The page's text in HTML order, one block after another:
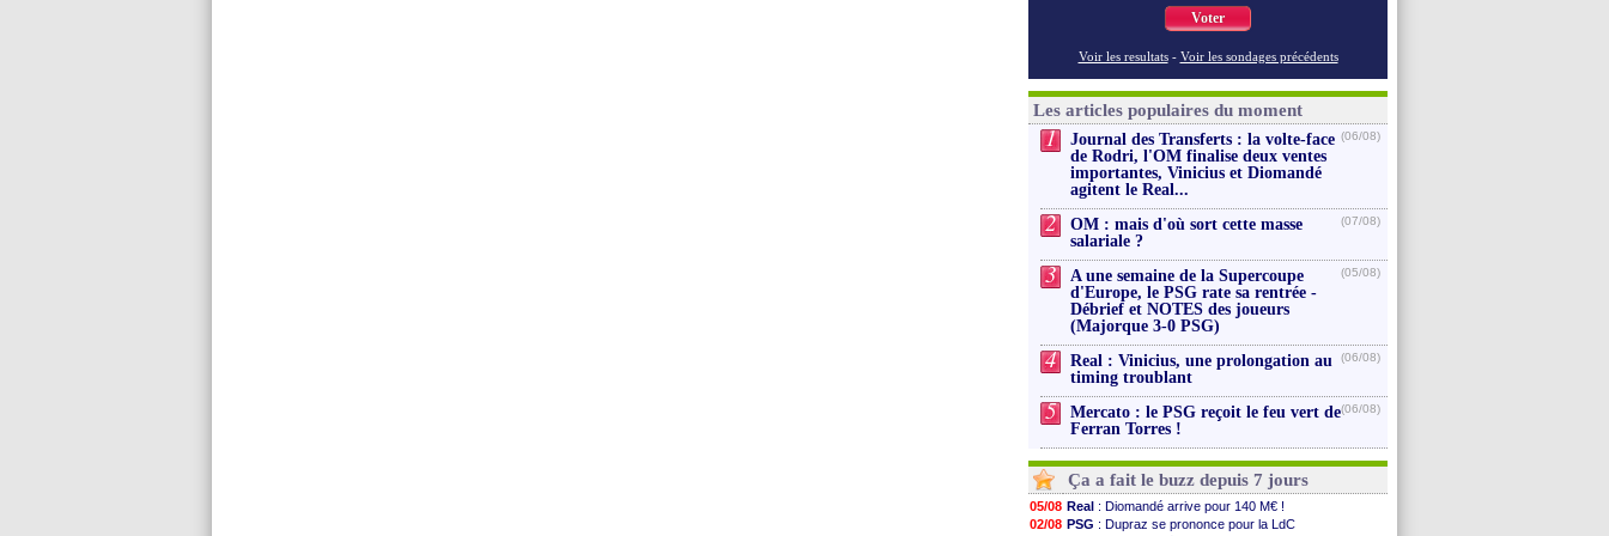
Voter
Voir les resultats - Voir les sondages précédents
Les articles populaires du moment
1
Journal des Transferts : la volte-face
de Rodri, l'OM finalise deux ventes
importantes, Vinicius et Diomandé
agitent le Real...
(06/08)
2
OM : mais d'où sort cette masse
salariale ?
(07/08)
3
A une semaine de la Supercoupe
d'Europe, le PSG rate sa rentrée -
Débrief et NOTES des joueurs
(Majorque 3-0 PSG)
(05/08)
4
Real : Vinicius, une prolongation au
timing troublant
(06/08)
5
Mercato : le PSG reçoit le feu vert de
Ferran Torres !
(06/08)
Ça a fait le buzz depuis 7 jours
05/08 Real : Diomandé arrive pour 140 M€ !
02/08 PSG : Dupraz se prononce pour la LdC